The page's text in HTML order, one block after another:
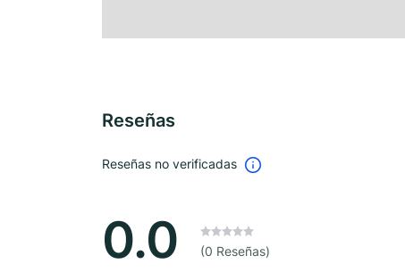
Reseñas
Reseñas no verificadas
0.0 (0 Reseñas)